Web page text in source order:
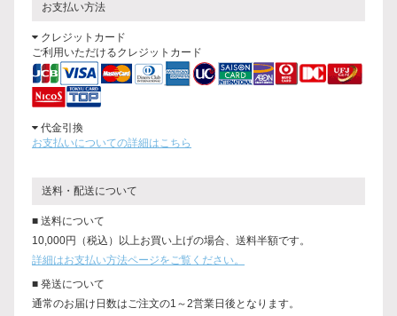
お支払い方法
クレジットカード
ご利用いただけるクレジットカード
代金引換
お支払いについての詳細はこちら
送料・配送について
■ 送料について
10,000円（税込）以上お買い上げの場合、送料半額です。
詳細はお支払い方法ページをご覧ください。
■ 発送について
通常のお届け日数はご注文の1～2営業日後となります。